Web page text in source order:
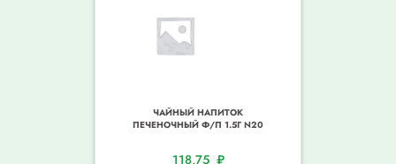
ЧАЙНЫЙ НАПИТОК
ПЕЧЕНОЧНЫЙ Ф/П 1.5Г N20
118,75 ₽